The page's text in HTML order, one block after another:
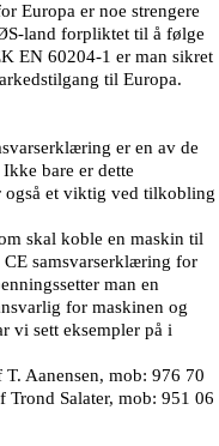
Europa er noe strengere
land forpliktet til å følge
EN 60204-1 er man sikret
til Europa.
er en av de
bare er dette
også et viktig ved tilkobling
skal koble en maskin til
samsvarserklæring for
man en
for maskinen og
vi sett eksempler på i
Aanensen, mob: 976 70
Trond Salater, mob: 951 06